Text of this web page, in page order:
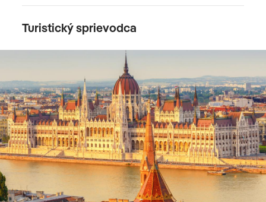
Turistický sprievodca